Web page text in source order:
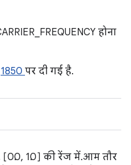
होना
1850 पर दी गई है.
1.0] की रेंज में. आम तौर